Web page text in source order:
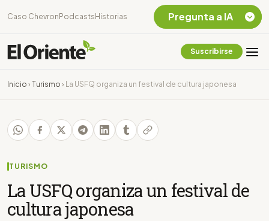
Caso Chevron Podcasts Historias
Suscribirse
Inicio › Turismo › La USFQ organiza un festival de cultura japonesa
TURISMO
La USFQ organiza un festival de
cultura japonesa
Pregunta a IA
Chevron Ecuador